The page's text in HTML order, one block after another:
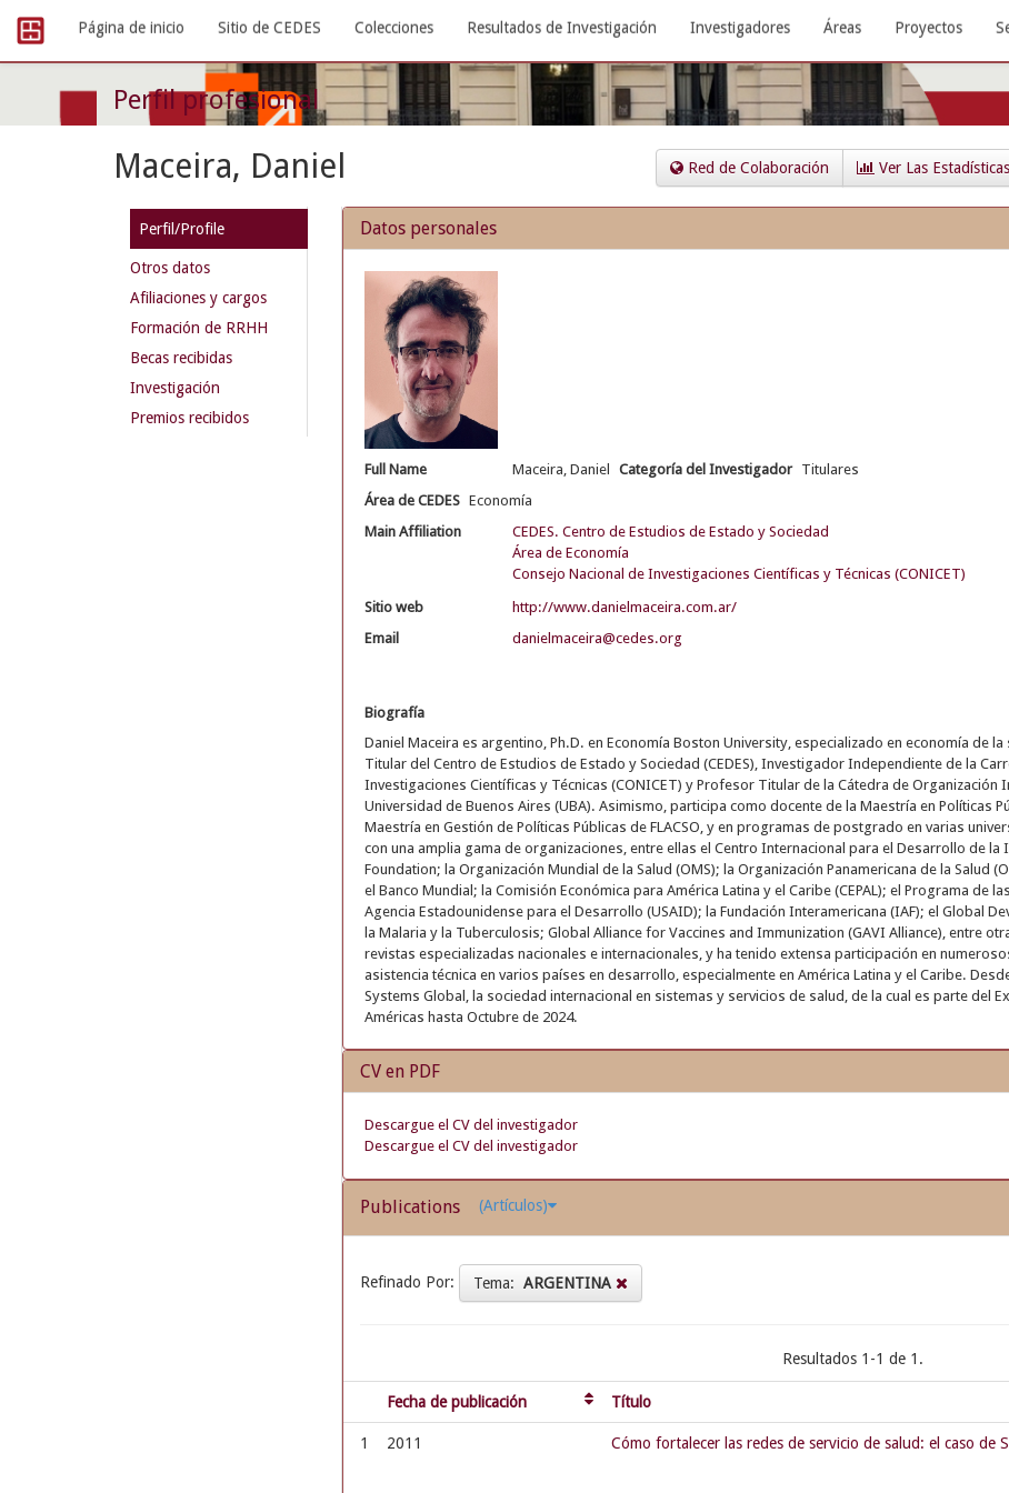
navigation
Página de inicio Sitio de CEDES Colecciones Resultados de Investigación Investigadores Áreas Proyectos
Perfil profesional
Maceira, Daniel Red de Colaboración Ver Las Estadísticas
Perfil/Profile
Otros datos
Afiliaciones y cargos
Formación de RRHH
Becas recibidas
Investigación
Premios recibidos
Datos personales
Full Name Maceira, Daniel Categoría del Investigador Titulares
Área de CEDES Economía
Main Affiliation
CEDES. Centro de Estudios de Estado y Sociedad
Área de Economía
Consejo Nacional de Investigaciones Científicas y Técnicas (CONICET)
Sitio web
http://www.danielmaceira.com.ar/
Email
danielmaceira@cedes.org
Biografía
Daniel Maceira es argentino, Ph.D. en Economía Boston University, especializado en economía de
Titular del Centro de Estudios de Estado y Sociedad (CEDES), Investigador Independiente de la
Investigaciones Científicas y Técnicas (CONICET) y Profesor Titular de la Cátedra de Organización
Universidad de Buenos Aires (UBA). Asimismo, participa como docente de la Maestría en Políticas
Maestría en Gestión de Políticas Públicas de FLACSO, y en programas de postgrado en varias
con una amplia gama de organizaciones, entre ellas el Centro Internacional para el Desarrollo de la
Foundation; la Organización Mundial de la Salud (OMS); la Organización Panamericana de la Salud
el Banco Mundial; la Comisión Económica para América Latina y el Caribe (CEPAL); el Programa de
Agencia Estadounidense para el Desarrollo (USAID); la Fundación Interamericana (IAF); el Global
la Malaria y la Tuberculosis; Global Alliance for Vaccines and Immunization (GAVI Alliance), entre
revistas especializadas nacionales e internacionales, y ha tenido extensa participación en
asistencia técnica en varios países en desarrollo, especialmente en América Latina y el Caribe.
Systems Global, la sociedad internacional en sistemas y servicios de salud, de la cual es parte del
Américas hasta Octubre de 2024.
CV en PDF
Descargue el CV del investigador
Descargue el CV del investigador
Publications (Artículos)
Refinado Por: Tema: ARGENTINA
Resultados 1-1 de 1.
Fecha de publicación Título
1 2011 Cómo fortalecer las redes de servicio de salud: el caso de